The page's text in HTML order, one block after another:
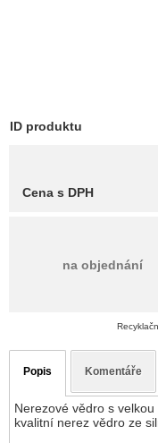
ID produktu
Cena s DPH
na objednání
Popis Komentáře
Nerezové vědro s
kvalitní nerez vědro ze